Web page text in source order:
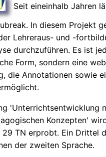
Seit eineinhalb Jahren
In diesem Projekt
Lehreraus- und -
durchzuführen. Es ist
Form, sondern eine
die Annotationen sowie
'Unterrichtsentwicklung
Konzepten'
TN erprobt. Ein Drittel
der zweiten Sprache.